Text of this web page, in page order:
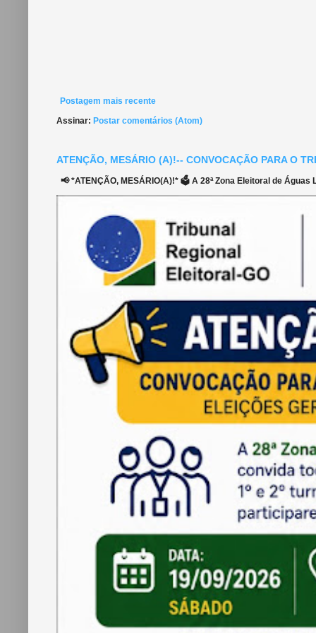
Postagem mais recente
Assinar: Postar comentários (Atom)
ATENÇÃO, MESÁRIO (A)!-- CONVOCAÇÃO PARA O
📢 *ATENÇÃO, MESÁRIO(A)!* 🗳️ A 28ª Zona Eleitoral de